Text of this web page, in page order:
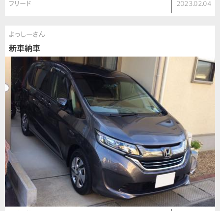
フリード 2023.02.04
よっしーさん
新車納車